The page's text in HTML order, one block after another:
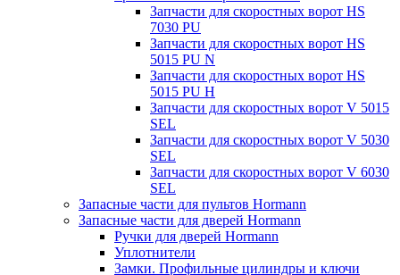
Запчасти для скоростных ворот HS
7030 PU
Запчасти для скоростных ворот HS
5015 PU N
Запчасти для скоростных ворот HS
5015 PU H
Запчасти для скоростных ворот V 5015
SEL
Запчасти для скоростных ворот V 5030
SEL
Запчасти для скоростных ворот V 6030
SEL
Запасные части для пультов Hormann
Запасные части для дверей Hormann
Ручки для дверей Hormann
Уплотнители
Замки. Профильные цилиндры и ключи